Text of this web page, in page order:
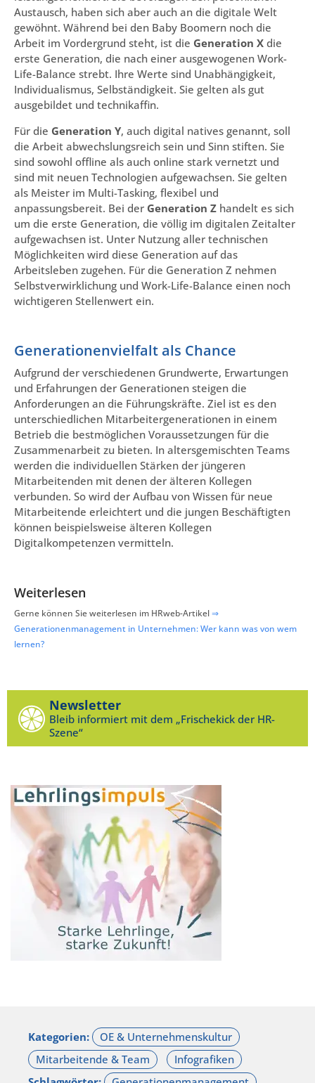
Austausch, haben sich aber auch an die digitale Welt
gewöhnt. Während bei den Baby Boomern noch die
Arbeit im Vordergrund steht, ist die Generation X die
erste Generation, die nach einer ausgewogenen Work-
Life-Balance strebt. Ihre Werte sind Unabhängigkeit,
Individualismus, Selbständigkeit. Sie gelten als gut
ausgebildet und technikaffin.
Für die Generation Y, auch digital natives genannt, soll
die Arbeit abwechslungsreich sein und Sinn stiften. Sie
sind sowohl offline als auch online stark vernetzt und
sind mit neuen Technologien aufgewachsen. Sie gelten
als Meister im Multi-Tasking, flexibel und
anpassungsbereit. Bei der Generation Z handelt es sich
um die erste Generation, die völlig im digitalen Zeitalter
aufgewachsen ist. Unter Nutzung aller technischen
Möglichkeiten wird diese Generation auf das
Arbeitsleben zugehen. Für die Generation Z nehmen
Selbstverwirklichung und Work-Life-Balance einen noch
wichtigeren Stellenwert ein.
Generationenvielfalt als Chance
Aufgrund der verschiedenen Grundwerte, Erwartungen
und Erfahrungen der Generationen steigen die
Anforderungen an die Führungskräfte. Ziel ist es den
unterschiedlichen Mitarbeitergenerationen in einem
Betrieb die bestmöglichen Voraussetzungen für die
Zusammenarbeit zu bieten. In altersgemischten Teams
werden die individuellen Stärken der jüngeren
Mitarbeitenden mit denen der älteren Kollegen
verbunden. So wird der Aufbau von Wissen für neue
Mitarbeitende erleichtert und die jungen Beschäftigten
können beispielsweise älteren Kollegen
Digitalkompetenzen vermitteln.
Weiterlesen
Gerne können Sie weiterlesen im HRweb-Artikel⇒
Generationenmanagement in Unternehmen: Wer kann was von wem
lernen?
Newsletter
Bleib informiert mit dem „Frischekick der HR-
Szene“
Kategorien: